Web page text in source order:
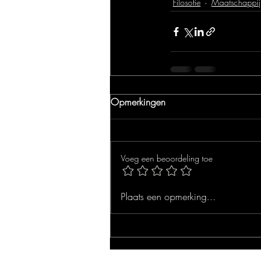
Opmerkingen
Voeg een beoordeling toe
Plaats een opmerking...